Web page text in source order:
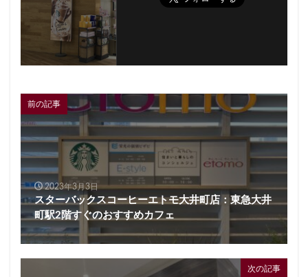
前の記事
2023年3月3日
スターバックスコーヒーエトモ大井町店：東急大井
町駅2階すぐのおすすめカフェ
次の記事